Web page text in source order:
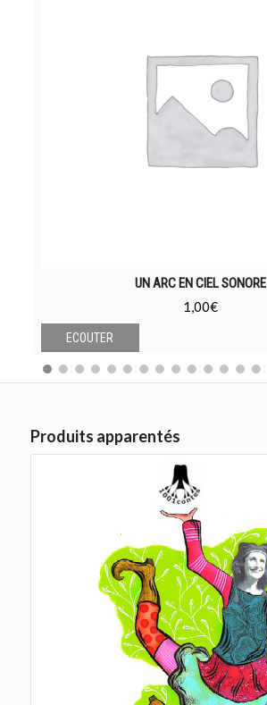
UN ARC EN CIEL SONORE
1,00€
ECOUTER
Produits apparentés